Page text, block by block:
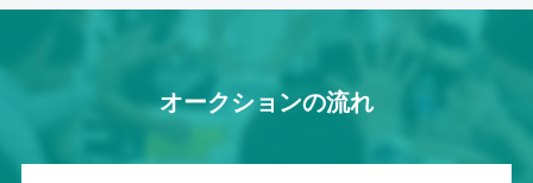
オークションの流れ